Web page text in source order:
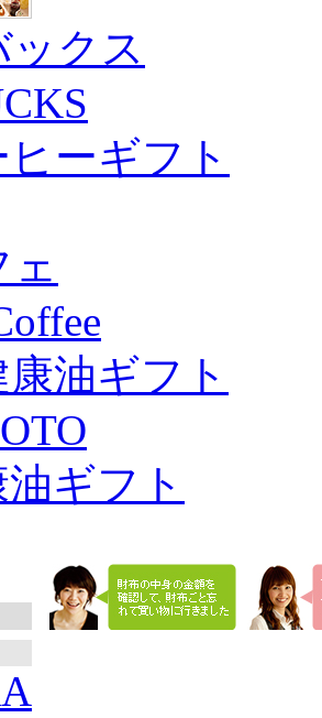
ックス
ーギフト
ェ
油ギフト
ギフト